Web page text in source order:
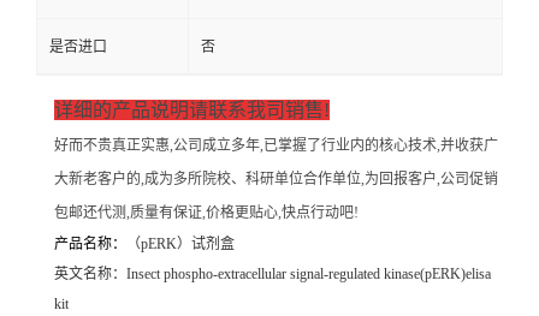
是否进口 否
详细的产品说明请联系我司销售!
好而不贵真正实惠,公司成立多年,已掌握了行业内的核心技术,并收获广
大新老客户的,成为多所院校、科研单位合作单位,为回报客户,公司促销
包邮还代测,质量有保证,价格更贴心,快点行动吧!
产品名称：
（pERK）试剂盒
英文名称： Insect phospho-extracellular signal-regulated kinase(pERK)elisa
kit